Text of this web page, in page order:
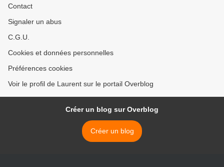
Contact
Signaler un abus
C.G.U.
Cookies et données personnelles
Préférences cookies
Voir le profil de Laurent sur le portail Overblog
Créer un blog sur Overblog
Créer un blog